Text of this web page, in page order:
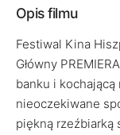
Opis filmu
Festiwal Kina
Główny
banku i kochającą
nieoczekiwane
piękną rzeźbiarką